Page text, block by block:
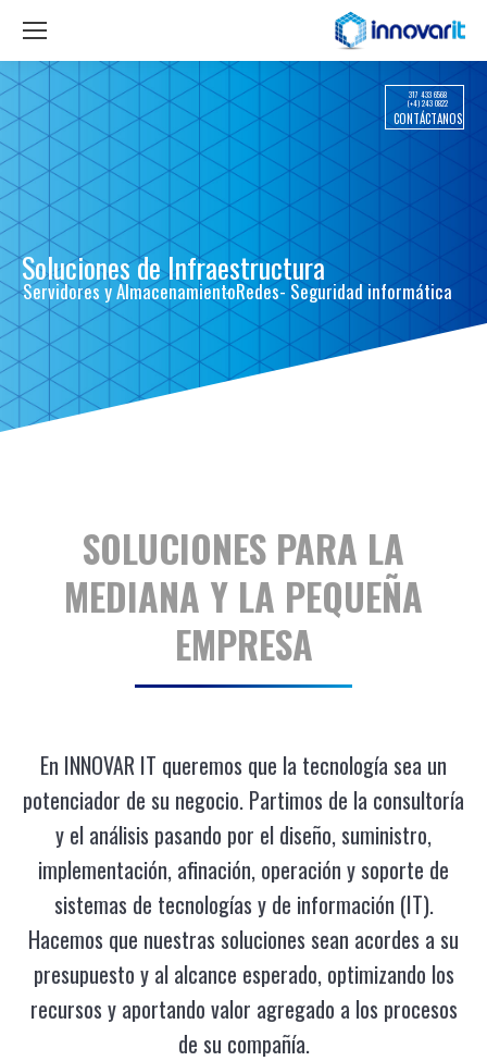
SOLUCIONES PARA LA
MEDIANA Y LA PEQUEÑA
EMPRESA
En INNOVAR IT queremos que la tecnología sea un
potenciador de su negocio. Partimos de la consultoría
y el análisis pasando por el diseño, suministro,
implementación, afinación, operación y soporte de
sistemas de tecnologías y de información (IT).
Hacemos que nuestras soluciones sean acordes a su
presupuesto y al alcance esperado, optimizando los
recursos y aportando valor agregado a los procesos
de su compañía.